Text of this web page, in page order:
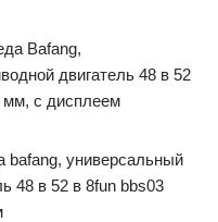
bafang, универсальный
48 в 52 в 8fun bbs03